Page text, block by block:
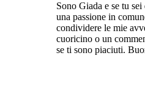
Sono Giada e se tu
una passione in
condividere le mie
cuoricino o un
se ti sono piaciuti.